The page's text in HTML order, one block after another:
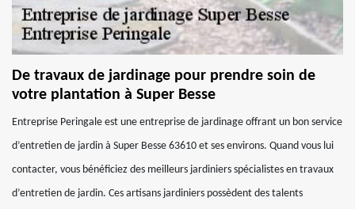
De travaux de jardinage pour prendre soin de
votre plantation à Super Besse
Entreprise Peringale est une entreprise de jardinage offrant un bon service
d’entretien de jardin à Super Besse 63610 et ses environs. Quand vous lui
contacter, vous bénéficiez des meilleurs jardiniers spécialistes en travaux
d’entretien de jardin. Ces artisans jardiniers possèdent des talents